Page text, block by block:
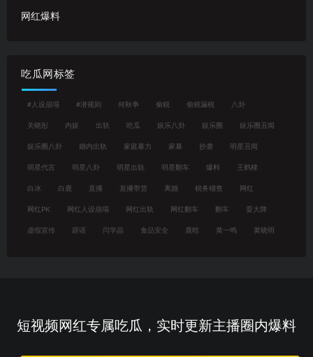
网红爆料
吃瓜网标签
#人设崩塌 #潜规则 何秋亊 偷税 偷税漏税 八卦
关晓彤 内娱 出轨 吃瓜 娱乐八卦 娱乐圈 娱乐圈丑闻
娱乐圈八卦 婚内出轨 家庭暴力 家暴 抄袭 明星丑闻
明星代言 明星八卦 明星出轨 明星翻车 爆料 王鹤棣
白冰 白鹿 直播 直播带货 离婚 税务稽查 网红
网红PK 网红人设崩塌 网红出轨 网红翻车 翻车 耍大牌
虚假宣传 辟谣 闫学晶 食品安全 鹿晗 黄一鸣 黄晓明
短视频网红专属吃瓜，实时更新主播圈内爆料